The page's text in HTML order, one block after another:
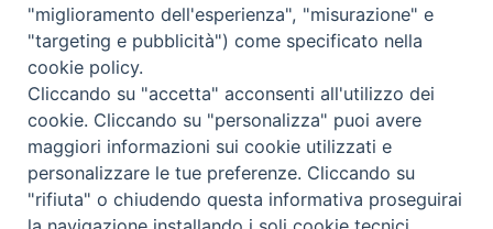
Durante la chiusura estiva è possibile mandare una mail
direttamente a: direttore@issr-novara.it
Informazioni utili
Calendario e orario A.A.
2026/27
"miglioramento dell'esperienza", "misurazione" e
"targeting e pubblicità") come specificato nella
cookie policy.
Cliccando su "accetta" acconsenti all'utilizzo dei
cookie. Cliccando su "personalizza" puoi avere
maggiori informazioni sui cookie utilizzati e
personalizzare le tue preferenze. Cliccando su
"rifiuta" o chiudendo questa informativa proseguirai